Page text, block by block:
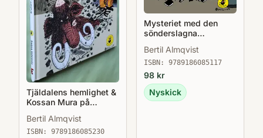
Tjäldalens hemlighet &
Kossan Mura på
Hedenhös 9
Bertil Almqvist
ISBN: 9789186085230
Mysteriet med den
sönderslagna
Hedenhös 6
Bertil Almqvist
ISBN: 9789186085117
98 kr
Nyskick